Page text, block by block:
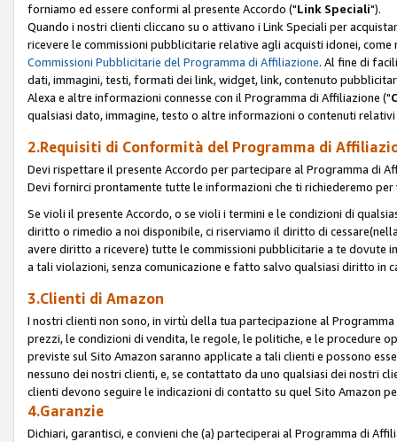
forniamo ed essere conformi al presente Accordo ("Link Speciali").
Quando i nostri clienti cliccano su o attivano i Link Speciali per
ricevere le commissioni pubblicitarie relative agli acquisti idonei,
Commissioni Pubblicitarie del Programma di Affiliazione. Al fine di
dati, immagini, testi, formati dei link, widget, link, contenuto
Alexa e altre informazioni connesse con il Programma di Affiliazione ("
qualsiasi dato, immagine, testo o altre informazioni o contenuti
2.Requisiti di Conformità del Programma di
Devi rispettare il presente Accordo per partecipare al Programma di
Devi fornirci prontamente tutte le informazioni che ti richiederemo
Se violi il presente Accordo, o se violi i termini e le condizioni di
diritto o rimedio a noi disponibile, ci riserviamo il diritto di
avere diritto a ricevere) tutte le commissioni pubblicitarie a te dovute
a tali violazioni, senza comunicazione e fatto salvo qualsiasi diritto in
3.Clienti di Amazon
I nostri clienti non sono, in virtù della tua partecipazione al
prezzi, le condizioni di vendita, le regole, le politiche, e le procedure
previste sul Sito Amazon saranno applicate a tali clienti e possono
nessuno dei nostri clienti, e, se contattato da uno qualsiasi dei nostri
clienti devono seguire le indicazioni di contatto su quel Sito Amazon
4.Garanzie
Dichiari, garantisci, e convieni che (a) parteciperai al Programma di